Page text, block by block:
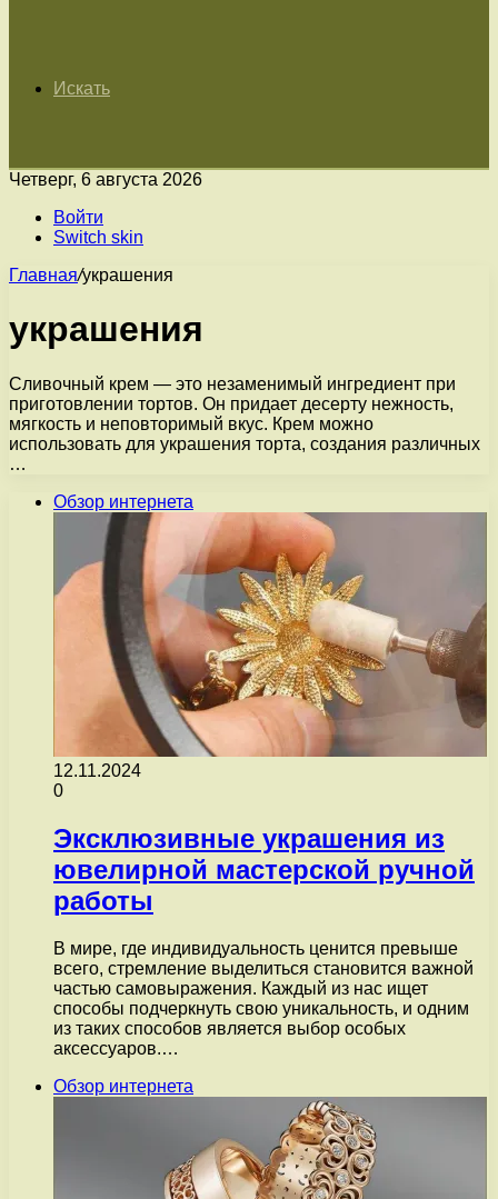
Искать
Четверг, 6 августа 2026
Войти
Switch skin
Главная/украшения
украшения
Сливочный крем — это незаменимый ингредиент при
приготовлении тортов. Он придает десерту нежность,
мягкость и неповторимый вкус. Крем можно
использовать для украшения торта, создания различных
…
Обзор интернета
12.11.2024
0
Эксклюзивные украшения из
ювелирной мастерской ручной
работы
В мире, где индивидуальность ценится превыше
всего, стремление выделиться становится важной
частью самовыражения. Каждый из нас ищет
способы подчеркнуть свою уникальность, и одним
из таких способов является выбор особых
аксессуаров.…
Обзор интернета